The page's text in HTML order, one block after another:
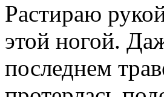
Растираю
этой ногой.
последнем